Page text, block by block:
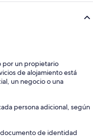
por un propietario
de alojamiento está
un negocio o una
persona adicional, según
de identidad